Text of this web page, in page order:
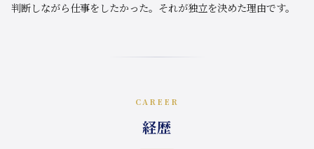
判断しながら仕事をしたかった。それが独立を決めた理由です。
CAREER
経歴